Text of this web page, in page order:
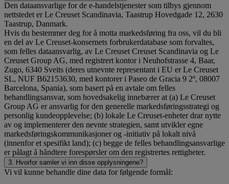
Den dataansvarlige for de e-handelstjenester som tilbys gjennom
nettstedet er Le Creuset Scandinavia, Taastrup Hovedgade 12, 2630
Taastrup, Danmark.
Hvis du bestemmer deg for å motta markedsføring fra oss, vil du bli
en del av Le Creuset-konsernets forbrukerdatabase som forvaltes,
som felles dataansvarlig, av Le Creuset Creuset Scandinavia og Le
Creuset Group AG, med registrert kontor i Neuhofstrasse 4, Baar,
Zugo, 6340 Sveits (deres utnevnte representant i EU er Le Creuset
SL, NUF B62153630, med kontorer i Paseo de Gracia 9 2º, 08007
Barcelona, Spania), som basert på en avtale om felles
behandlingsansvar, som hovedsakelig innebærer at (a) Le Creuset
Group AG er ansvarlig for den generelle markedsføringsstrategi og
personlig kundeopplevelse; (b) lokale Le Creuset-enheter drar nytte
av og implementerer den nevnte strategien, samt utvikler egne
markedsføringskommunikasjoner og -initiativ på lokalt nivå
(innenfor et spesifikt land); (c) begge de felles behandlingsansvarlige
er pålagt å håndtere forespørsler om den registrertes rettigheter.
3. Hvorfor samler vi inn disse opplysningene?
Vi vil kunne behandle dine data for følgende formål: